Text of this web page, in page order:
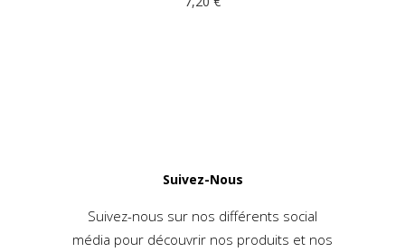
Suivez-Nous
Suivez-nous sur nos différents social
média pour découvrir nos produits et nos